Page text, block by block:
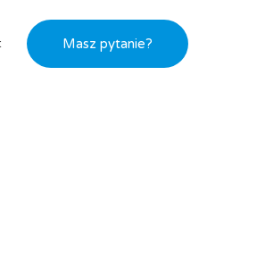
Masz pytanie?